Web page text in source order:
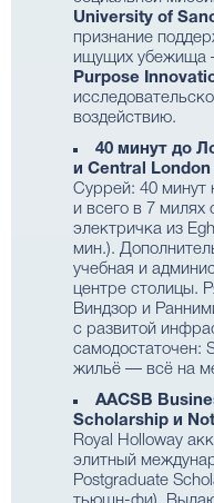
University of
признание
ищущих убежища
Purpose
воздействию.
40 минут до
и Central London
Суррей: 40 минут
и всего в 7 милях
электричка из
мин.).
учебная и
центре столицы.
Виндзор и
с развитой
самодостаточен:
жильё — всё на
AACSB
Scholarship и
Royal Holloway
элитный
Postgraduate